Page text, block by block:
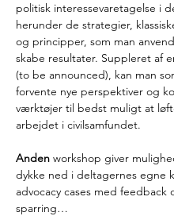
politisk interessevaretagelse i
herunder de strategier,
og principper, som man
skabe resultater. Suppleret af
(to be announced), kan man
forvente nye perspektiver og
værktøjer til bedst muligt at
arbejdet i civilsamfundet.
Anden workshop giver
dykke ned i deltagernes egne
advocacy cases med feedback
sparring…